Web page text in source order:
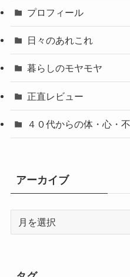
プロフィール
日々のあれこれ
暮らしのモヤモヤ
正直レビュー
４０代からの体・心・
アーカイブ